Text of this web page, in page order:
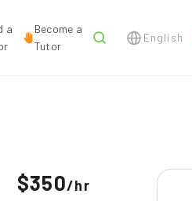
a
Become a
Tutor
English
$350/hr